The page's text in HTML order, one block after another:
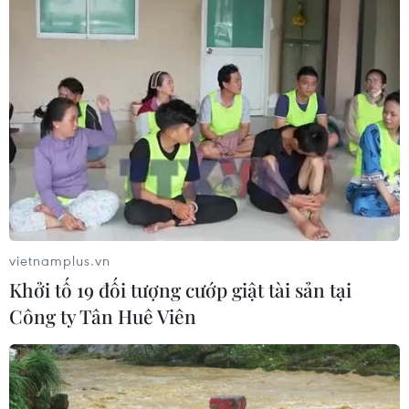
Mỹ điều tra sự cố hàng không liên
quan đến trực thăng chở Tổng thống
Trump
06/08/2026 04:38
Tòa án Mỹ chỉ định hội đồng thẩm
phán xét xử các vụ kiện về thuế quan
Mục 301
06/08/2026 02:23
sau các sự cố toàn quốc
05/08/2026 23:16
vietnamplus.vn
Khởi tố 19 đối tượng cướp giật tài sản tại
Công ty Tân Huê Viên